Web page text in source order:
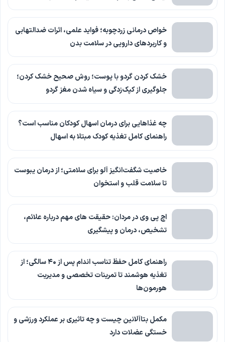
خواص درمانی زردچوبه؛ فواید علمی، اثرات ضدالتهابی
و کاربردهای دارویی در سلامت بدن
خشک کردن گردو با پوست؛ روش صحیح خشک کردن؛
جلوگیری از کپک‌زدگی و سیاه شدن مغز گردو
چه غذاهایی برای درمان اسهال کودکان مناسب است؟
راهنمای کامل تغذیه کودک مبتلا به اسهال
خاصیت شگفت‌انگیز آلو برای سلامتی؛ از درمان یبوست
تا سلامت قلب و استخوان
اچ پی وی در مردان: حقیقت های مهم درباره علائم،
تشخیص، درمان و پیشگیری
راهنمای کامل حفظ تناسب اندام پس از ۴۰ سالگی؛ از
تغذیه هوشمند تا تمرینات تخصصی و مدیریت
هورمون‌ها
مکمل بتاآلانین چیست و چه تاثیری بر عملکرد ورزشی و
خستگی عضلات دارد